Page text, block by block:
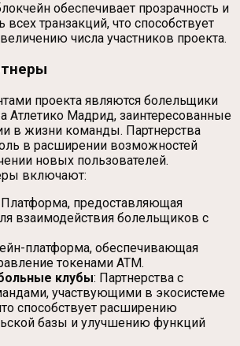
обеспечивает прозрачность и
всех транзакций, что способствует
числа участников проекта.
проекта являются болельщики
Атлетико Мадрид, заинтересованные
в жизни команды. Партнерства
в расширении возможностей
новых пользователей.
включают:
Платформа, предоставляющая
взаимодействия болельщиков с
платформа, обеспечивающая
токенами ATM.
клубы: Партнерства с
участвующими в экосистеме
способствует расширению
базы и улучшению функций